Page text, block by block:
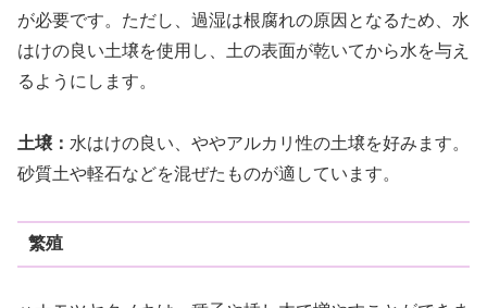
が必要です。ただし、過湿は根腐れの原因となるため、水
はけの良い土壌を使用し、土の表面が乾いてから水を与え
るようにします。
土壌： 水はけの良い、ややアルカリ性の土壌を好みます。
砂質土や軽石などを混ぜたものが適しています。
繁殖